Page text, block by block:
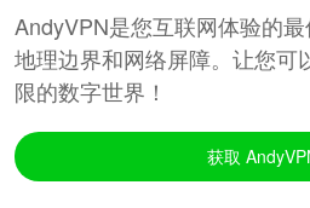
AndyVPN是您互联网体验的
地理边界和网络屏障。让您可
限的数字世界！
获取